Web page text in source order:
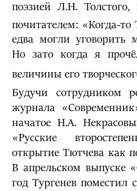
поэзией Л.Н.
почитателем: «Когда-то
едва могли уговорить
Но зато когда я
величины его
Будучи сотрудником
журнала
начатое Н.А.
«Русские
открытие Тютчева как
В апрельском выпуске
год Тургенев поместил